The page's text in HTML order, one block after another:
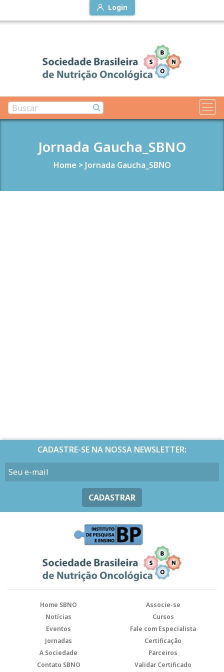
Login
Jornada Gaucha_SBNO
Home > Jornada Gaucha_SBNO
CADASTRE-SE NA NOSSA NEWSLETTER:
CADASTRAR
Home SBNO
Associe-se
Notícias
Cursos
Eventos
Fale com Especialista
Jornadas
Certificação
A Sociedade
Parceiros
Contato SBNO
Validar Certificado